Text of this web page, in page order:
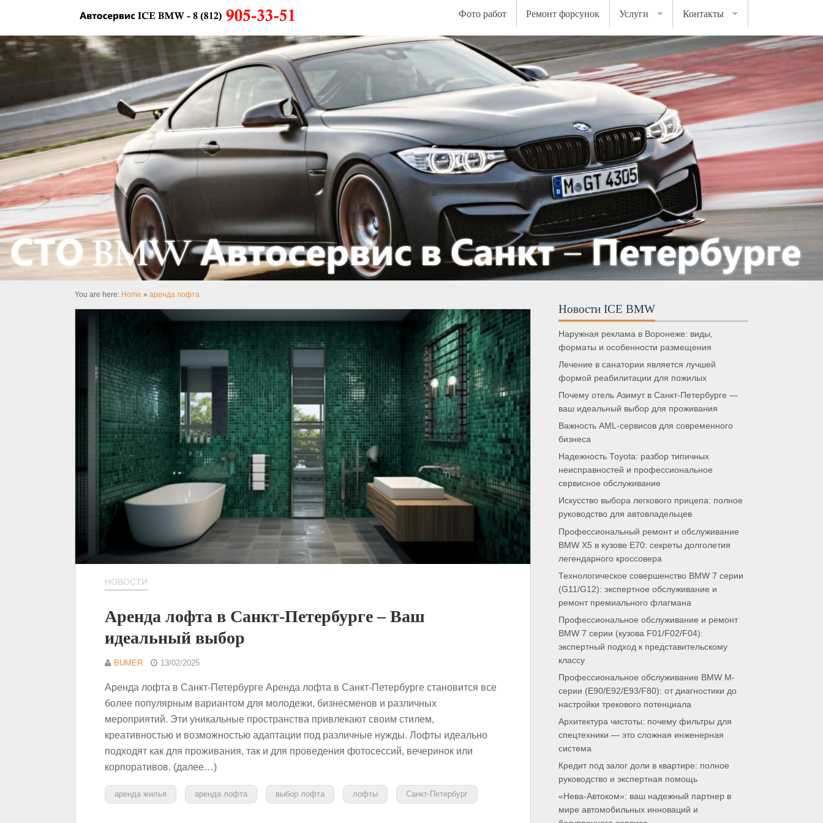
Фото работ Ремонт форсунок Услуги Контакты
You are here: Home » аренда лофта
НОВОСТИ
Аренда лофта в Санкт-Петербурге – Ваш
идеальный выбор
BUMER 13/02/2025
Аренда лофта в Санкт-Петербурге Аренда лофта в Санкт-Петербурге становится все
более популярным вариантом для молодежи, бизнесменов и различных
мероприятий. Эти уникальные пространства привлекают своим стилем,
креативностью и возможностью адаптации под различные нужды. Лофты идеально
подходят как для проживания, так и для проведения фотосессий, вечеринок или
корпоративов. (далее…)
аренда жилья аренда лофта выбор лофта лофты Санкт-Петербург
Новости ICE BMW
Наружная реклама в Воронеже: виды,
форматы и особенности размещения
Лечение в санатории является лучшей
формой реабилитации для пожилых
Почему отель Азимут в Санкт-Петербурге —
ваш идеальный выбор для проживания
Важность AML-сервисов для современного
бизнеса
Надежность Toyota: разбор типичных
неисправностей и профессиональное
сервисное обслуживание
Искусство выбора легкового прицепа: полное
руководство для автовладельцев
Профессиональный ремонт и обслуживание
BMW X5 в кузове E70: секреты долголетия
легендарного кроссовера
Технологическое совершенство BMW 7 серии
(G11/G12): экспертное обслуживание и
ремонт премиального флагмана
Профессиональное обслуживание и ремонт
BMW 7 серии (кузова F01/F02/F04):
экспертный подход к представительскому
классу
Профессиональное обслуживание BMW M-
серии (E90/E92/E93/F80): от диагностики до
настройки трекового потенциала
Архитектура чистоты: почему фильтры для
спецтехники — это сложная инженерная
система
Кредит под залог доли в квартире: полное
руководство и экспертная помощь
«Нева-Автоком»: ваш надежный партнер в
мире автомобильных инноваций и